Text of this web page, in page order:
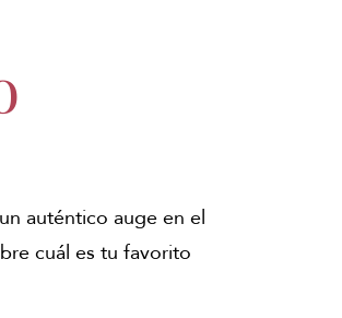
auténtico auge en el
cuál es tu favorito